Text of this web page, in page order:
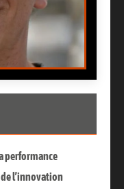
performance
l’innovation